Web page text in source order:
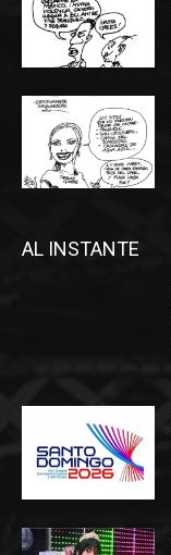
AL INSTANTE